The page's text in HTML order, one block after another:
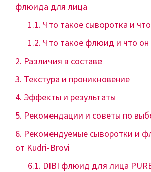
флюида для лица
Что такое сыворотка и
Что такое флюид и что он
Различия в составе
Текстура и проникновение
Эффекты и результаты
Рекомендации и советы по
Рекомендуемые сыворотки и
от Kudri-Brovi
DIBI флюид для лица